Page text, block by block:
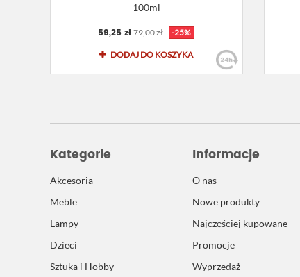
100ml
59,25 zł 79,00 zł -25%
DODAJ DO KOSZYKA
Kategorie
Akcesoria
Meble
Lampy
Dzieci
Sztuka i Hobby
Informacje
O nas
Nowe produkty
Najczęściej kupowane
Promocje
Wyprzedaż